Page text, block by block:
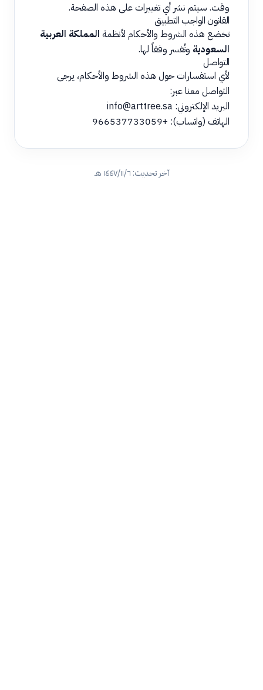
وقت. سيتم نشر أي تغييرات على هذه الصفحة.
القانون الواجب التطبيق
تخضع هذه الشروط والأحكام لأنظمة المملكة العربية
السعودية وتُفسر وفقاً لها.
التواصل
لأي استفسارات حول هذه الشروط والأحكام، يرجى
التواصل معنا عبر:
البريد الإلكتروني: info@arttree.sa
الهاتف (واتساب): +966537733059
آخر تحديث: ٦‏/١١‏/١٤٤٧ هـ